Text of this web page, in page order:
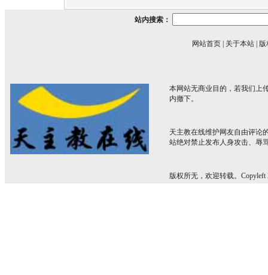
站内搜索：
网站首页 关于本站 版
本网站无商业目的，若我们上
内撤下。
天主教在线维护网友自由评论
站绝对禁止发布人身攻击、辱
版权所无，欢迎转载。